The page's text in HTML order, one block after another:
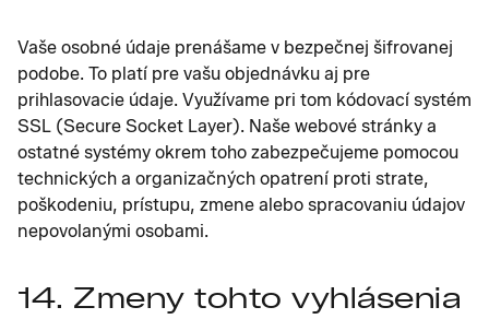
Vaše osobné údaje prenášame v bezpečnej šifrovanej
podobe. To platí pre vašu objednávku aj pre
prihlasovacie údaje. Využívame pri tom kódovací systém
SSL (Secure Socket Layer). Naše webové stránky a
ostatné systémy okrem toho zabezpečujeme pomocou
technických a organizačných opatrení proti strate,
poškodeniu, prístupu, zmene alebo spracovaniu údajov
nepovolanými osobami.
14. Zmeny tohto vyhlásenia